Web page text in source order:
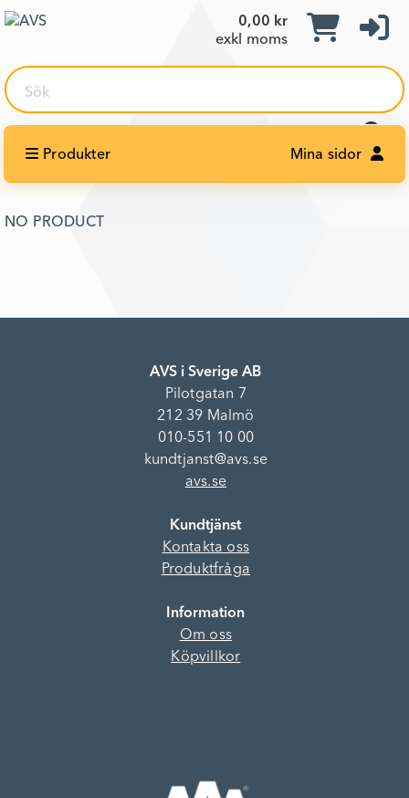
0,00 kr
exkl moms
Sök
Produkter Mina sidor
NO PRODUCT
AVS i Sverige AB
Pilotgatan 7
212 39 Malmö
010-551 10 00
kundtjanst@avs.se
avs.se
Kundtjänst
Kontakta oss
Produktfråga
Information
Om oss
Köpvillkor